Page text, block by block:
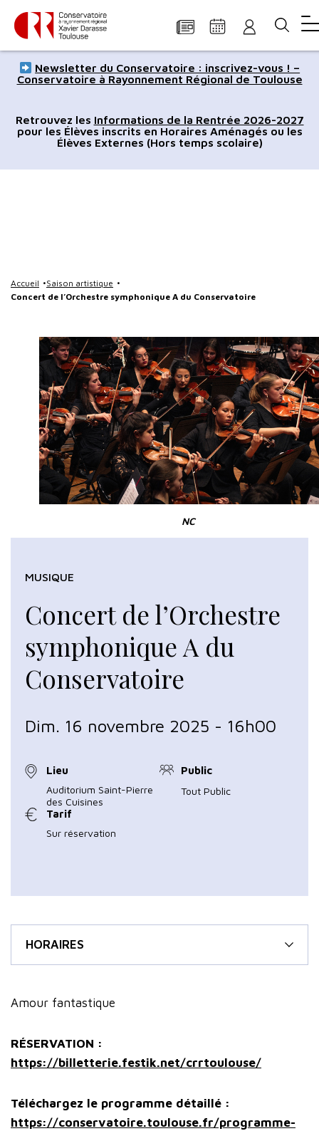
Panneau de gestion des cookies
Aller
au
principal
à
navigation
à
recherche
au
de
page
au
du
site
Newsletter du Conservatoire : inscrivez-vous ! –
Conservatoire à Rayonnement Régional de Toulouse
Retrouvez les Informations de la Rentrée 2026-2027
pour les Élèves inscrits en Horaires Aménagés ou les
Élèves Externes (Hors temps scolaire)
Accueil
Saison artistique
Concert de l’Orchestre symphonique A du Conservatoire
NC
Concert de l’Orchestre
symphonique A du
Conservatoire
MUSIQUE
Dim. 16 novembre 2025 - 16h00
Lieu
Auditorium Saint-Pierre
des Cuisines
Public
Tout Public
Tarif
Sur réservation
HORAIRES
Amour fantastique
RÉSERVATION :
https://billetterie.festik.net/crrtoulouse/
Téléchargez le programme détaillé :
https://conservatoire.toulouse.fr/programme-